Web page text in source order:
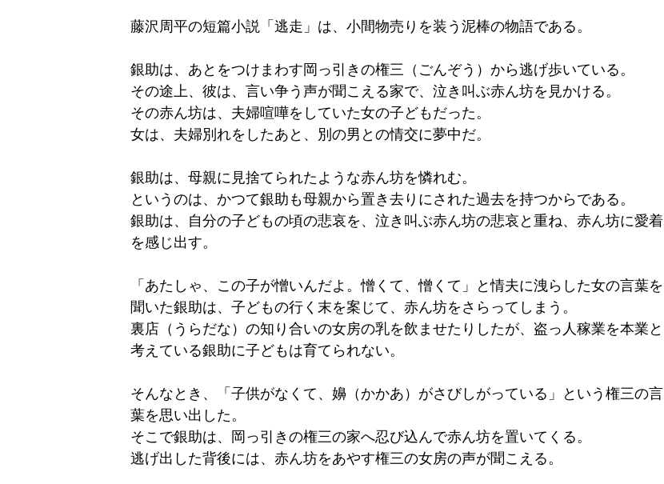
藤沢周平の短篇小説「逃走」は、小間物売りを装う泥棒の物語である。
銀助は、あとをつけまわす岡っ引きの権三（ごんぞう）から逃げ歩いている。
その途上、彼は、言い争う声が聞こえる家で、泣き叫ぶ赤ん坊を見かける。
その赤ん坊は、夫婦喧嘩をしていた女の子どもだった。
女は、夫婦別れをしたあと、別の男との情交に夢中だ。
銀助は、母親に見捨てられたような赤ん坊を憐れむ。
というのは、かつて銀助も母親から置き去りにされた過去を持つからである。
銀助は、自分の子どもの頃の悲哀を、泣き叫ぶ赤ん坊の悲哀と重ね、赤ん坊に愛着
を感じ出す。
「あたしゃ、この子が憎いんだよ。憎くて、憎くて」と情夫に洩らした女の言葉を
聞いた銀助は、子どもの行く末を案じて、赤ん坊をさらってしまう。
裏店（うらだな）の知り合いの女房の乳を飲ませたりしたが、盗っ人稼業を本業と
考えている銀助に子どもは育てられない。
そんなとき、「子供がなくて、嬶（かかあ）がさびしがっている」という権三の言
葉を思い出した。
そこで銀助は、岡っ引きの権三の家へ忍び込んで赤ん坊を置いてくる。
逃げ出した背後には、赤ん坊をあやす権三の女房の声が聞こえる。